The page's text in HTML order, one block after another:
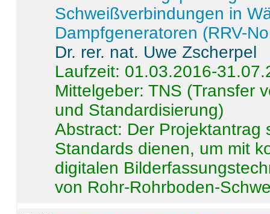
Schweißverbindungen in
Dampfgeneratoren (RRV-
Dr. rer. nat. Uwe Zscherpel
Laufzeit: 01.03.2016-
Mittelgeber: TNS (Transfer
und Standardisierung)
Abstract: Der Projektantrag
Standards dienen, um mit
digitalen
von Rohr-Rohrboden-